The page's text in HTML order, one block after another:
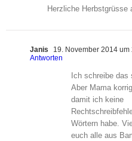
Herzliche Herbstgrüsse
Janis 19. November 2014 um
Antworten
Ich schreibe das
Aber Mama
damit ich keine
Wörtern habe.
euch alle aus